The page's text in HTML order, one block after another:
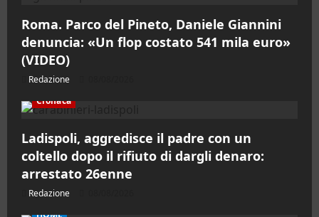
Roma. Parco del Pineto, Daniele Giannini
denuncia: «Un flop costato 541 mila euro»
(VIDEO)
Redazione
Cronaca
Ladispoli, aggredisce il padre con un
coltello dopo il rifiuto di dargli denaro:
arrestato 26enne
Redazione